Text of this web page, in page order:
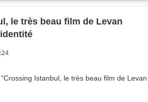
le très beau film de Levan